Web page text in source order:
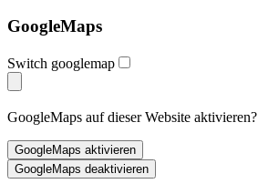
GoogleMaps
Switch googlemap
GoogleMaps auf dieser Website aktivieren?